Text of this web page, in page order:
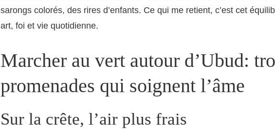
sarongs colorés, des rires d’enfants. Ce qui me retient, c’est cet
art, foi et vie quotidienne.
Marcher au vert autour d’Ubud:
promenades qui soignent l’âme
Sur la crête, l’air plus frais